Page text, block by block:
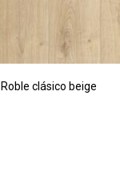
Roble clásico beige